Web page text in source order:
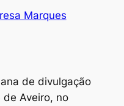
Marques
de divulgação
Aveiro, no